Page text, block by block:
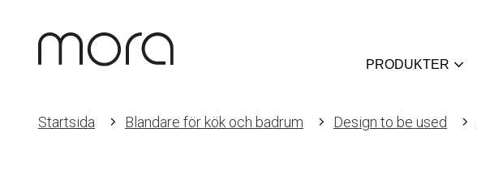
PRODUKTER
Startsida Blandare för kök och badrum Design to be used